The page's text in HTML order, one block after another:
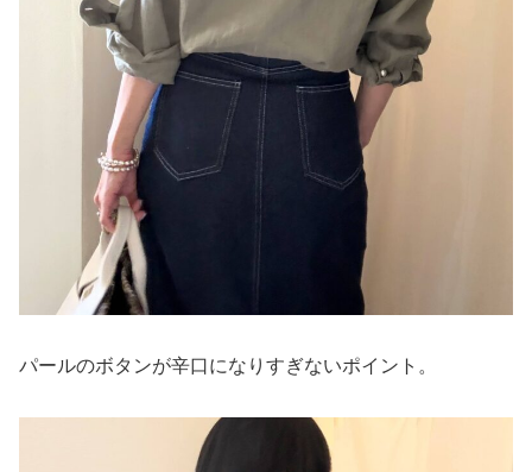
パールのボタンが辛口になりすぎないポイント。